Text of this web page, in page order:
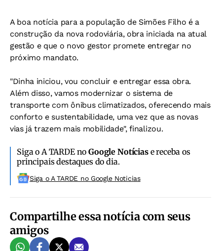
A boa notícia para a população de Simões Filho é a
construção da nova rodoviária, obra iniciada na atual
gestão e que o novo gestor promete entregar no
próximo mandato.
"Dinha iniciou, vou concluir e entregar essa obra.
Além disso, vamos modernizar o sistema de
transporte com ônibus climatizados, oferecendo mais
conforto e sustentabilidade, uma vez que as novas
vias já trazem mais mobilidade", finalizou.
Siga o A TARDE noGoogle Notíciase receba os
principais destaques do dia.
Siga o A TARDE no Google Noticias
Compartilhe essa notícia com seus
amigos